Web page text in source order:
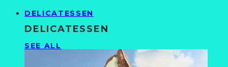
DELICATESSEN
DELICATESSEN
SEE ALL